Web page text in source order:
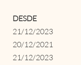
DESDE
21/12/2023
20/12/2021
21/12/2023